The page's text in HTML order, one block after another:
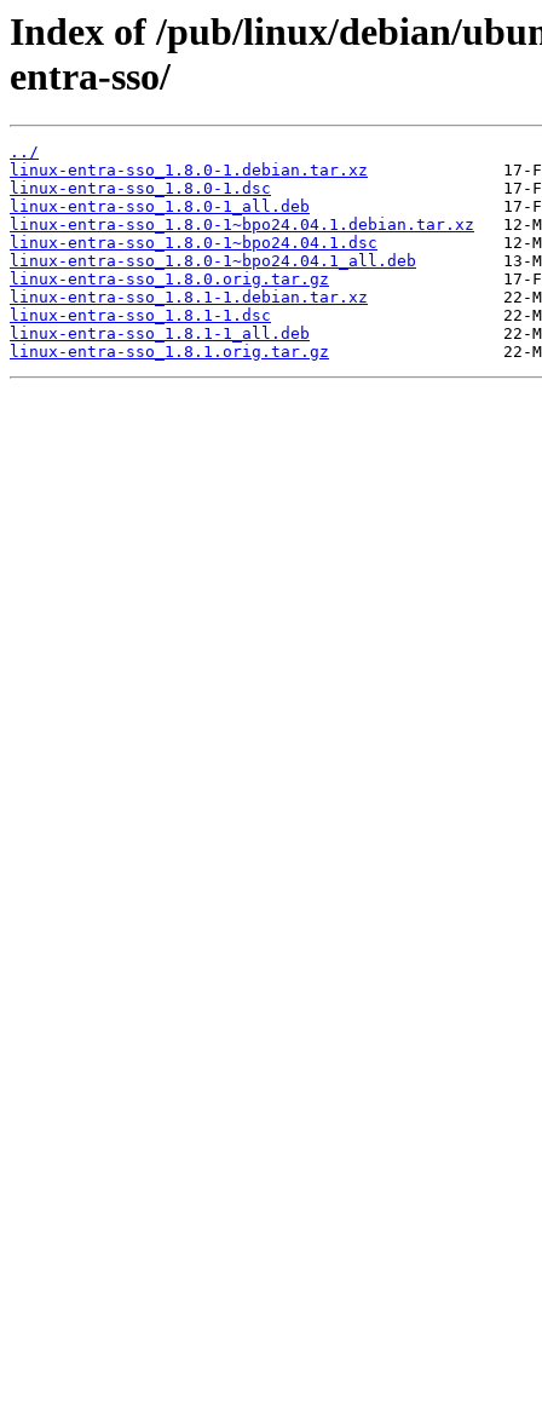
Index of /pub/linux/debian/
entra-sso/
../
linux-entra-sso_1.8.0-1.debian.tar.xz
linux-entra-sso_1.8.0-1.dsc
linux-entra-sso_1.8.0-1_all.deb
linux-entra-sso_1.8.0-1~bpo24.04.1.debian.tar.xz
linux-entra-sso_1.8.0-1~bpo24.04.1.dsc
linux-entra-sso_1.8.0-1~bpo24.04.1_all.deb
linux-entra-sso_1.8.0.orig.tar.gz
linux-entra-sso_1.8.1-1.debian.tar.xz
linux-entra-sso_1.8.1-1.dsc
linux-entra-sso_1.8.1-1_all.deb
linux-entra-sso_1.8.1.orig.tar.gz